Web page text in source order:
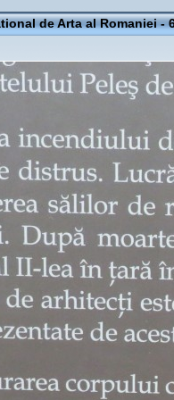
de Arta al Romaniei -